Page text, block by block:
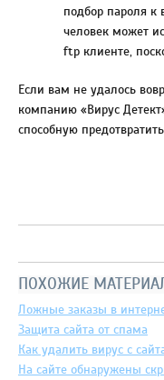
подбор пароля к
человек может
ftp клиенте,
Если вам не удалось
компанию «Вирус
способную
ПОХОЖИЕ
Ложные заказы в
Защита сайта от спама
Как удалить вирус с
На сайте обнаружены